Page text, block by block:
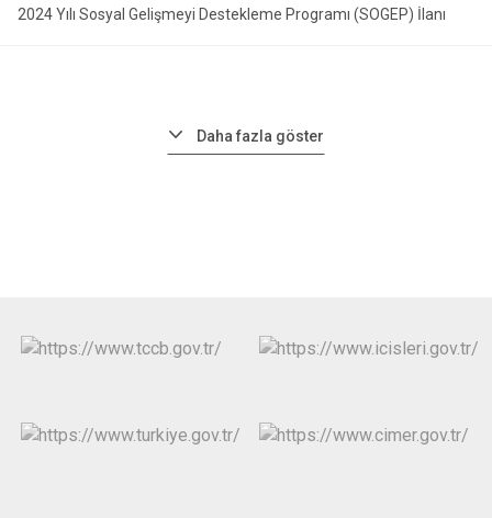
2024 Yılı Sosyal Gelişmeyi Destekleme Programı (SOGEP) İlanı
Daha fazla göster